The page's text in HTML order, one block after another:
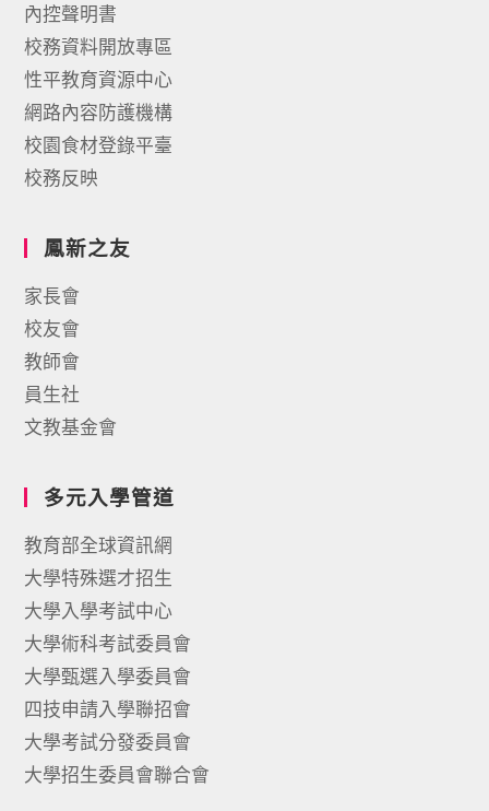
內控聲明書
校務資料開放專區
性平教育資源中心
網路內容防護機構
校園食材登錄平臺
校務反映
鳳新之友
家長會
校友會
教師會
員生社
文教基金會
多元入學管道
教育部全球資訊網
大學特殊選才招生
大學入學考試中心
大學術科考試委員會
大學甄選入學委員會
四技申請入學聯招會
大學考試分發委員會
大學招生委員會聯合會